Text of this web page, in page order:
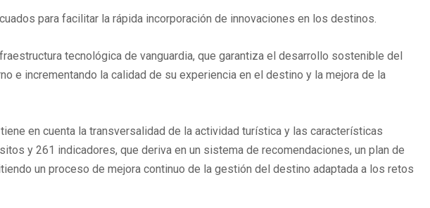
para facilitar la rápida incorporación de innovaciones en los destinos.
tecnológica de vanguardia, que garantiza el desarrollo sostenible del
e incrementando la calidad de su experiencia en el destino y la mejora de la
en cuenta la transversalidad de la actividad turística y las características
y 261 indicadores, que deriva en un sistema de recomendaciones, un plan de
un proceso de mejora continuo de la gestión del destino adaptada a los retos